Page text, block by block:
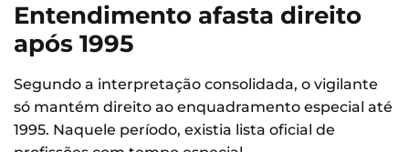
Entendimento afasta direito
após 1995
Segundo a interpretação consolidada, o vigilante
só mantém direito ao enquadramento especial até
1995. Naquele período, existia lista oficial de